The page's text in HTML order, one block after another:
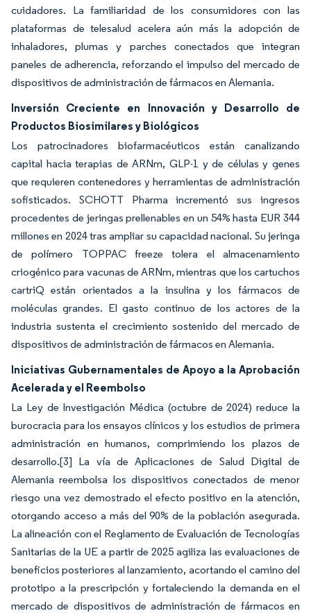
cuidadores. La familiaridad de los consumidores con las
plataformas de telesalud acelera aún más la adopción de
inhaladores, plumas y parches conectados que integran
paneles de adherencia, reforzando el impulso del mercado de
dispositivos de administración de fármacos en Alemania.
Inversión Creciente en Innovación y Desarrollo de
Productos Biosimilares y Biológicos
Los patrocinadores biofarmacéuticos están canalizando
capital hacia terapias de ARNm, GLP-1 y de células y genes
que requieren contenedores y herramientas de administración
sofisticados. SCHOTT Pharma incrementó sus ingresos
procedentes de jeringas prellenables en un 54% hasta EUR 344
millones en 2024 tras ampliar su capacidad nacional. Su jeringa
de polímero TOPPAC freeze tolera el almacenamiento
criogénico para vacunas de ARNm, mientras que los cartuchos
cartriQ están orientados a la insulina y los fármacos de
moléculas grandes. El gasto continuo de los actores de la
industria sustenta el crecimiento sostenido del mercado de
dispositivos de administración de fármacos en Alemania.
Iniciativas Gubernamentales de Apoyo a la Aprobación
Acelerada y el Reembolso
La Ley de Investigación Médica (octubre de 2024) reduce la
burocracia para los ensayos clínicos y los estudios de primera
administración en humanos, comprimiendo los plazos de
desarrollo.[3] La vía de Aplicaciones de Salud Digital de
Alemania reembolsa los dispositivos conectados de menor
riesgo una vez demostrado el efecto positivo en la atención,
otorgando acceso a más del 90% de la población asegurada.
La alineación con el Reglamento de Evaluación de Tecnologías
Sanitarias de la UE a partir de 2025 agiliza las evaluaciones de
beneficios posteriores al lanzamiento, acortando el camino del
prototipo a la prescripción y fortaleciendo la demanda en el
mercado de dispositivos de administración de fármacos en